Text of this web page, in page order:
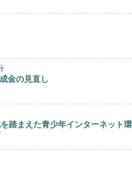
金の見直し
踏まえた青少年インターネット環